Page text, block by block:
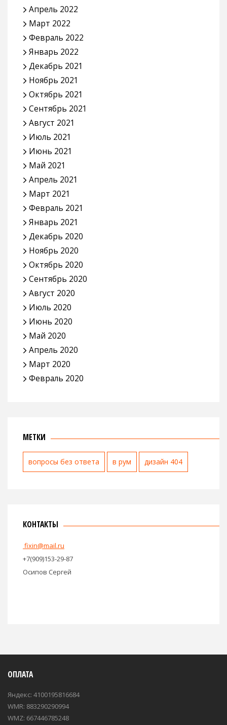
Апрель 2022
Март 2022
Февраль 2022
Январь 2022
Декабрь 2021
Ноябрь 2021
Октябрь 2021
Сентябрь 2021
Август 2021
Июль 2021
Июнь 2021
Май 2021
Апрель 2021
Март 2021
Февраль 2021
Январь 2021
Декабрь 2020
Ноябрь 2020
Октябрь 2020
Сентябрь 2020
Август 2020
Июль 2020
Июнь 2020
Май 2020
Апрель 2020
Март 2020
Февраль 2020
МЕТКИ
вопросы без ответа в рум дизайн 404
КОНТАКТЫ
fixin@mail.ru
+7(909)153-29-87
Осипов Сергей
ОПЛАТА
Яндекс: 4100195816684
WMR: 883290290994
WMZ: 667446785248